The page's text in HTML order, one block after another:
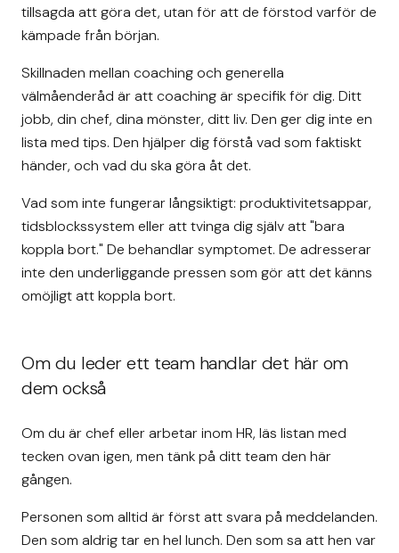
tillsagda att göra det, utan för att de förstod varför de
kämpade från början.
Skillnaden mellan coaching och generella
välmåenderåd är att coaching är specifik för dig. Ditt
jobb, din chef, dina mönster, ditt liv. Den ger dig inte en
lista med tips. Den hjälper dig förstå vad som faktiskt
händer, och vad du ska göra åt det.
Vad som inte fungerar långsiktigt: produktivitetsappar,
tidsblockssystem eller att tvinga dig själv att "bara
koppla bort." De behandlar symptomet. De adresserar
inte den underliggande pressen som gör att det känns
omöjligt att koppla bort.
Om du leder ett team handlar det här om
dem också
Om du är chef eller arbetar inom HR, läs listan med
tecken ovan igen, men tänk på ditt team den här
gången.
Personen som alltid är först att svara på meddelanden.
Den som aldrig tar en hel lunch. Den som sa att hen var